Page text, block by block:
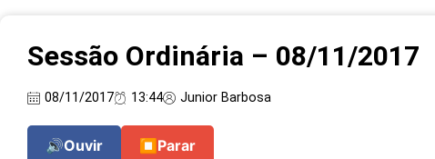
Sessão Ordinária – 08/11/2017
08/11/2017 13:44 Junior Barbosa
🔊Ouvir ⏹ Parar